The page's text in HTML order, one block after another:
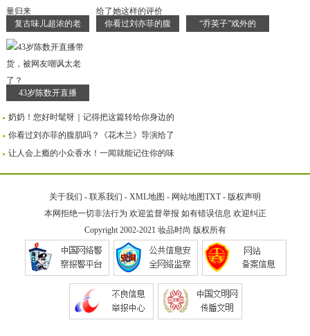
复古味儿超浓的老 你看过刘亦菲的腹 “乔英子”戏外的
43岁陈数开直播
奶奶！您好时髦呀｜记得把这篇转给你身边的
你看过刘亦菲的腹肌吗？《花木兰》导演给了
让人会上瘾的小众香水！一闻就能记住你的味
关于我们 - 联系我们 - XML地图 - 网站地图TXT- 版权声明
本网拒绝一切非法行为 欢迎监督举报 如有错误信息 欢迎纠正
Copyright 2002-2021 妆品时尚 版权所有